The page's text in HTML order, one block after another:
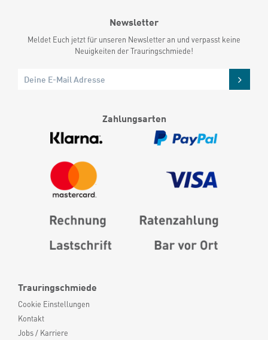
Trauringschmiede
Cookie Einstellungen
Kontakt
Jobs / Karriere
Newsletter
Meldet Euch jetzt für unseren Newsletter an und verpasst keine
Neuigkeiten der Trauringschmiede!
Zahlungsarten